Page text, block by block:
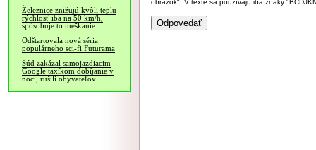
Železnice znižujú kvôli teplu
rýchlosť iba na 50 km/h,
spôsobuje to meškanie
Odštartovala nová séria
populárneho sci-fi Futurama
Súd zakázal samojazdiacim
Google taxíkom dobíjanie v
noci, rušili obyvateľov
obrázok". V texte sa používajú iba znaky